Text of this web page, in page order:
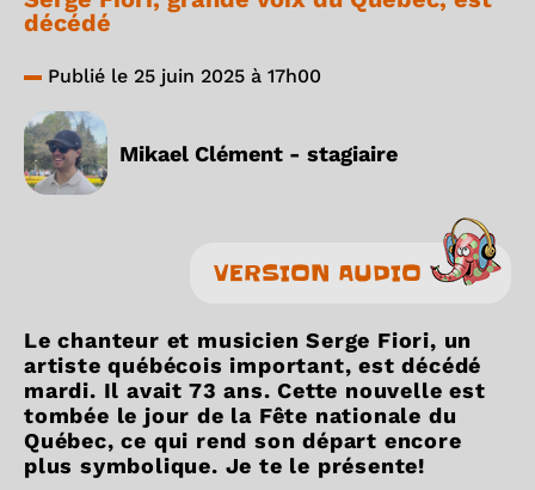
décédé
Publié le 25 juin 2025 à 17h00
Mikael Clément - stagiaire
VERSION AUDIO
Le chanteur et musicien Serge Fiori, un
artiste québécois important, est décédé
mardi. Il avait 73 ans. Cette nouvelle est
tombée le jour de la Fête nationale du
Québec, ce qui rend son départ encore
plus symbolique. Je te le présente!